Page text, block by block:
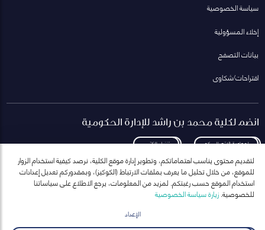
سياسة الخصوصية
إخلاء المسؤولية
بيانات التصفح
اقتراحات/شكاوى
انضم لكلية محمد بن راشد للإدارة الحكومية
لمعاودة الاتصال بكم تنزيل الكتيب
انضم إلى قائمة مراسلاتنا
ارسال
لتقديم محتوى يناسب اهتماماتكم، وتطوير إدارة موقع الكلية، نرصد كيفية استخدام الزوار
للموقع، من خلال تحليل ما يعرف بملفات الارتباط (الكوكيز)، وبمقدوركم تعديل إعدادات
استخدام الموقع حسب رغبتكم. لمزيد من المعلومات، يرجع الاطلاع على سياساتنا
للخصوصية.زيارة سياسة الخصوصية
الإعداد